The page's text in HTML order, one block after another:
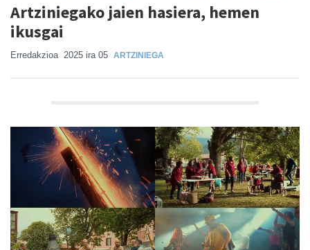
Artziniegako jaien hasiera, hemen
ikusgai
Erredakzioa 2025 ira 05 ARTZINIEGA